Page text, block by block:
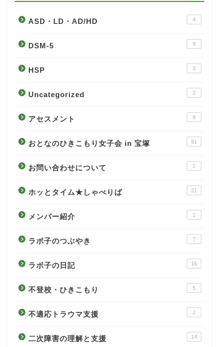
ASD・LD・AD/HD 4
DSM-5 9
HSP 3
Uncategorized 2
アセスメント 8
おとなのひきこもり女子会 in 宝塚 61
お問い合わせについて 1
ホッとタイム★しゃべりば 21
メンバー紹介 1
ラボ子のつぶやき 7
ラボ子の日記 16
不登校・ひきこもり 5
不適応トラウマ支援 2
二次障害の理解と支援 14